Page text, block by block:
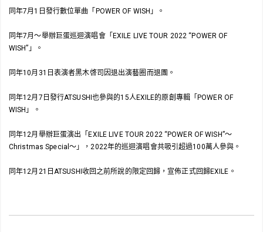
同年7月1日發行數位單曲「POWER OF WISH」。
同年7月～舉辦巨蛋巡迴演唱會「EXILE LIVE TOUR 2022 “POWER OF
WISH”」。
同年10月31日表演者黑木啓司因退出演藝圈而退團。
同年12月7日發行ATSUSHI也參與的15人EXILE的原創專輯「POWER OF
WISH」。
同年12月舉辦巨蛋演出「EXILE LIVE TOUR 2022 “POWER OF WISH”～
Christmas Special～」，2022年的巡迴演唱會共吸引超過100萬人參與。
同年12月21日ATSUSHI收回之前所說的限定回歸，宣佈正式回歸EXILE。